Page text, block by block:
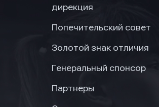
дирекция
Попечительский совет
Золотой знак отличия
Генеральный спонсор
Партнеры